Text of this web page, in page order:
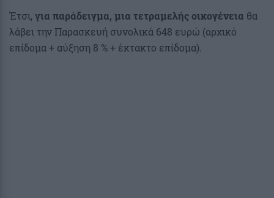
Έτσι,για παράδειγμα, μια τετραμελής οικογένεια θα
λάβει την Παρασκευή συνολικά 648 ευρώ (αρχικό
επίδομα + αύξηση 8 % + έκτακτο επίδομα).